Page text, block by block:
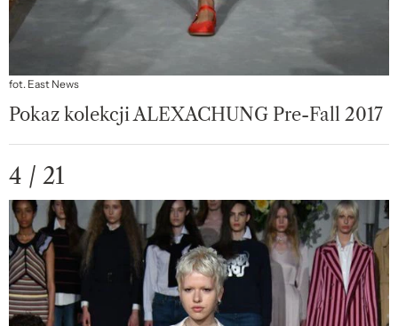
fot. East News
Pokaz kolekcji ALEXACHUNG Pre-Fall 2017
4 / 21